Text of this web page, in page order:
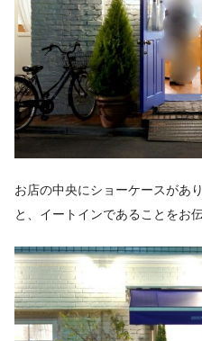
お店の中央にショーケースがあ
と、イートインであることをお